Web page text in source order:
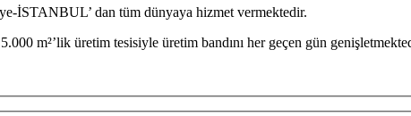
İSTANBUL’ dan tüm dünyaya hizmet vermektedir.
m²’lik üretim tesisiyle üretim bandını her geçen gün